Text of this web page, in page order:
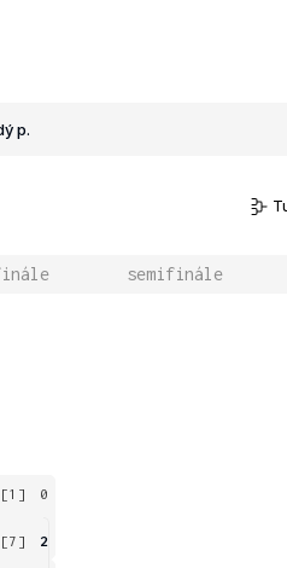
p.
semifinále
[1]
0
[7] 2